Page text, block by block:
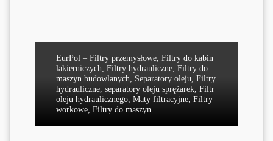
EurPol – Filtry przemysłowe, Filtry do kabin
lakierniczych, Filtry hydrauliczne, Filtry do
maszyn budowlanych, Separatory oleju, Filtry
hydrauliczne, separatory oleju sprężarek, Filtr
oleju hydraulicznego, Maty filtracyjne, Filtry
workowe, Filtry do maszyn.